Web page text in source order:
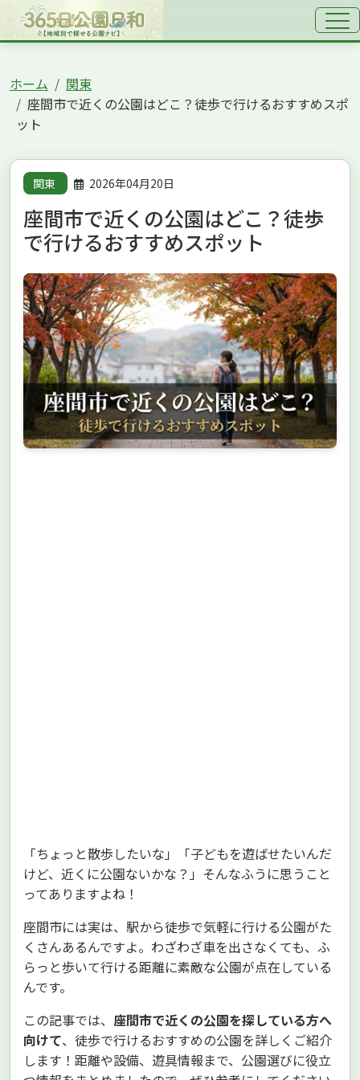
ホーム
関東
座間市で近くの公園はどこ？徒歩で行けるおすすめスポ
ット
関東 2026年04月20日
座間市で近くの公園はどこ？徒歩
で行けるおすすめスポット
「ちょっと散歩したいな」「子どもを遊ばせたいんだ
けど、近くに公園ないかな？」そんなふうに思うこと
ってありますよね！
座間市には実は、駅から徒歩で気軽に行ける公園がた
くさんあるんですよ。わざわざ車を出さなくても、ふ
らっと歩いて行ける距離に素敵な公園が点在している
んです。
この記事では、 座間市で近くの公園を探している方へ
向けて、徒歩で行けるおすすめの公園を詳しくご紹介
します！距離や設備、遊具情報まで、公園選びに役立